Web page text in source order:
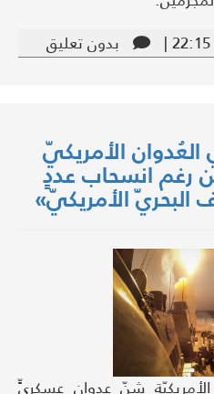
بدون تعليق
الأمريكيّ
رغم انسحاب عددٍ
الأمريكيّ»
شنّ عدوانٍ عسكريٍّ